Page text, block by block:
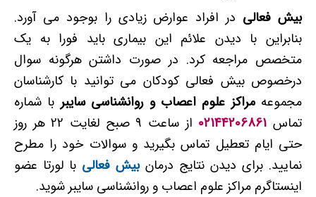
بیش فعالی در افراد عوارض زیادی را بوجود می آورد.
بنابراین با دیدن علائم این بیماری باید فورا به یک
متخصص مراجعه کرد. در صورت داشتن هرگونه سوال
درخصوصبیش فعالی کودکان می توانید با کارشناسان
مجموعهمراکز علوم اعصاب و روانشناسی سایبر با شماره
تماس 02144206861
از ساعت 9 صبح لغایت 22 هر روز
حتی ایام تعطیل تماس بگیرید و سوالات خود را مطرح
نمایید. برای دیدن نتایج درمان بیش فعالی با لورتا عضو
اینستاگرم مراکز علوم اعصاب و روانشناسی سایبر شوید.